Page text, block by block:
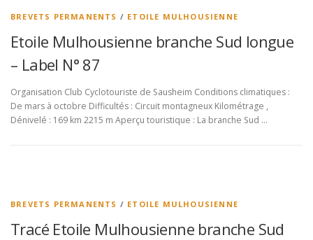
BREVETS PERMANENTS / ETOILE MULHOUSIENNE
Etoile Mulhousienne branche Sud longue
– Label N° 87
Organisation Club Cyclotouriste de Sausheim Conditions climatiques :
De mars à octobre Difficultés : Circuit montagneux Kilométrage ,
Dénivelé : 169 km 2215 m Aperçu touristique : La branche Sud …
BREVETS PERMANENTS / ETOILE MULHOUSIENNE
Tracé Etoile Mulhousienne branche Sud